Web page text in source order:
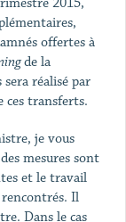
offertes à
de la
réalisé par
ces transferts.
je vous
mesures sont
et le travail
Il
Dans le cas